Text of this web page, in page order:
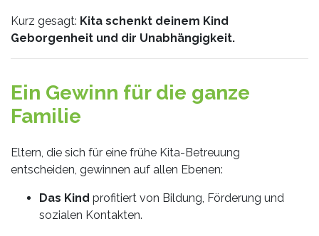
Kurz gesagt: Kita schenkt deinem Kind
Geborgenheit und dir Unabhängigkeit.
Ein Gewinn für die ganze
Familie
Eltern, die sich für eine frühe Kita-Betreuung
entscheiden, gewinnen auf allen Ebenen:
Das Kind profitiert von Bildung, Förderung und
sozialen Kontakten.